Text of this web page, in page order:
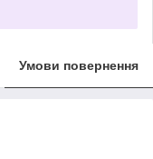
Умови повернення